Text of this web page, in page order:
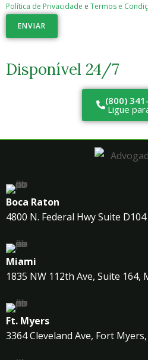
Política de Privacidade e Termos e
ENVIAR
Disponível 24/7
(800)
Ligue
Boca Raton
4800 N. Federal Hwy Suite
Miami
1835 NW 112th Ave, Suite 164,
Ft. Myers
3364 Cleveland Ave, Fort Myers,